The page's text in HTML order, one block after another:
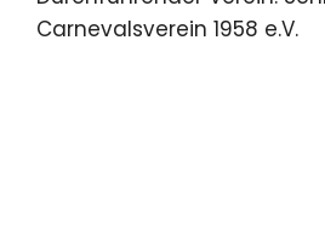
Carnevalsverein 1958 e.V.